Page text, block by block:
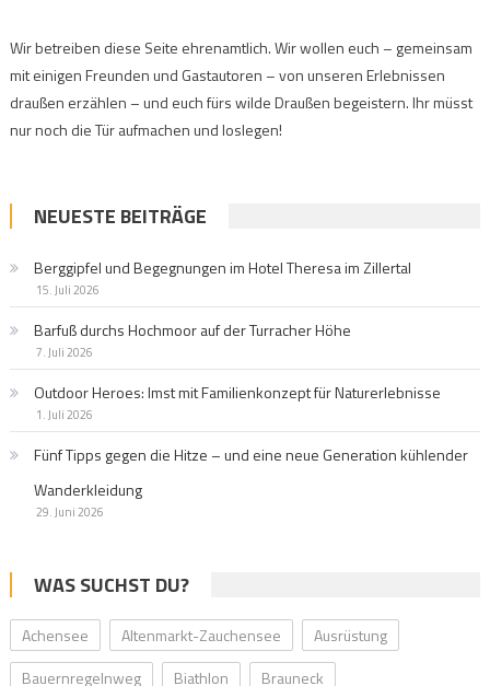
Wir betreiben diese Seite ehrenamtlich. Wir wollen euch – gemeinsam
mit einigen Freunden und Gastautoren – von unseren Erlebnissen
draußen erzählen – und euch fürs wilde Draußen begeistern. Ihr müsst
nur noch die Tür aufmachen und loslegen!
NEUESTE BEITRÄGE
Berggipfel und Begegnungen im Hotel Theresa im Zillertal
15. Juli 2026
Barfuß durchs Hochmoor auf der Turracher Höhe
7. Juli 2026
Outdoor Heroes: Imst mit Familienkonzept für Naturerlebnisse
1. Juli 2026
Fünf Tipps gegen die Hitze – und eine neue Generation kühlender
Wanderkleidung
29. Juni 2026
WAS SUCHST DU?
Achensee Altenmarkt-Zauchensee
Ausrüstung
Bauernregelnweg
Biathlon
Brauneck